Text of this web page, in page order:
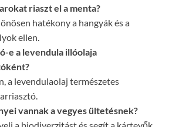
riaszt el a menta?
hatékony a hangyák és a
ellen.
e a levendula illóolaja
a levendulaolaj természetes
vannak a vegyes ültetésnek?